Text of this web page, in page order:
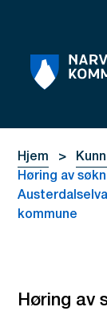
Du er her:
Hjem
Høring av
kommune
Høring av